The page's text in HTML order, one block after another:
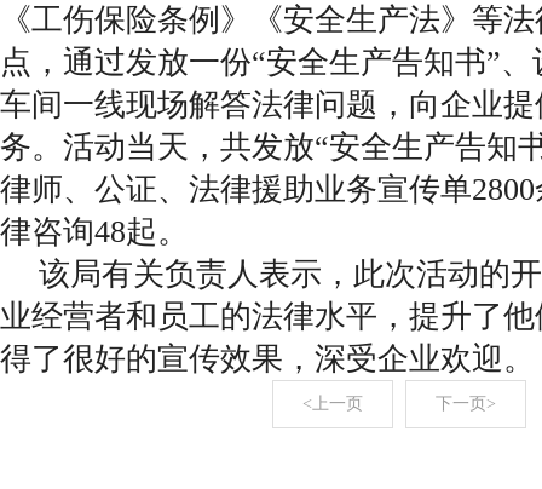
《工伤保险条例》《安全生产法》等
点，通过发放一份“安全生产告知书”
车间一线现场解答法律问题，向企业
务。活动当天，共发放“安全生产告知
律师、公证、法律援助业务宣传单
律咨询48起。
该局有关负责人表示，此次活动的
业经营者和员工的法律水平，提升了
得了很好的宣传效果，深受企业欢迎。
<上一页 下一页>